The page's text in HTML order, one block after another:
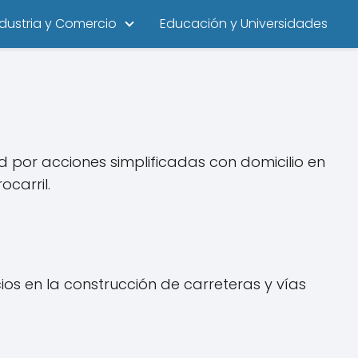
y Comercio Educación y Universidades
por acciones simplificadas con domicilio en
en la construcción de carreteras y vías